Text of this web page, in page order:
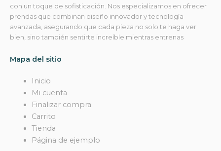
con un toque de sofisticación. Nos especializamos en ofrecer
prendas que combinan diseño innovador y tecnología
avanzada, asegurando que cada pieza no solo te haga ver
bien, sino también sentirte increíble mientras entrenas
Mapa del sitio
Inicio
Mi cuenta
Finalizar compra
Carrito
Tienda
Página de ejemplo